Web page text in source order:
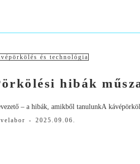
és technológia
hibák
– a hibák, amikből tanulunkA
- 2025.09.06.